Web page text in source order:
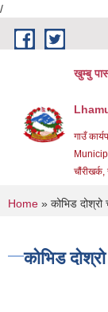
/
Skip to main content
खुम्बु
गाउँ
You are
Home » कोभिड दोश्रो
कोभिड